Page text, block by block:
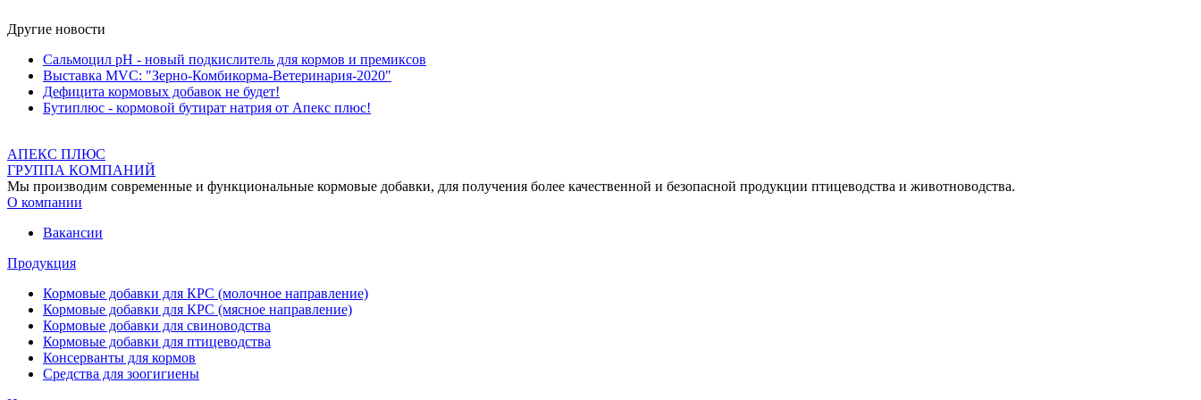
Другие новости
Сальмоцил pH - новый подкислитель для кормов и премиксов
Выставка MVC: "Зерно-Комбикорма-Ветеринария-2020"
Дефицита кормовых добавок не будет!
Бутиплюс - кормовой бутират натрия от Апекс плюс!
АПЕКС ПЛЮС
ГРУППА КОМПАНИЙ
Мы производим современные и функциональные кормовые добавки, для получения более качественной и безопасной продукции птицеводства и животноводства.
О компании
Вакансии
Продукция
Кормовые добавки для КРС (молочное направление)
Кормовые добавки для КРС (мясное направление)
Кормовые добавки для свиноводства
Кормовые добавки для птицеводства
Консерванты для кормов
Средства для зоогигиены